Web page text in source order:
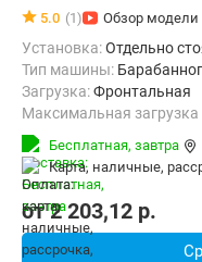
5.0 (1) Обзор модели
Установка:Отдельно
Тип машины:
загрузка:Фронтальная
Максимальная
Количество программ:
Дополнительные
Безопасность:
Защита
Ширина:60 см
Бесплатная, завтра
карта, наличные,
от2 203,12 p.